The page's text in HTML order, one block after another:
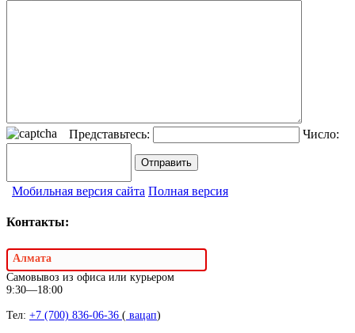
Представьтесь: Число:
Мобильная версия сайта Полная версия
Контакты:
Алмата
Самовывоз из офиса или курьером
9:30—18:00
Тел: +7 (700) 836-06-36 ( вацап)